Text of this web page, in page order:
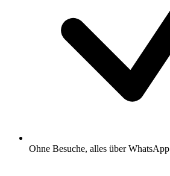
Ohne Besuche, alles über WhatsApp